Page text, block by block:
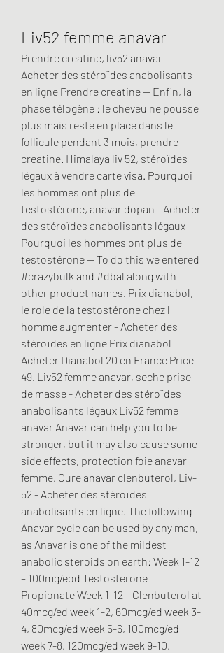
Liv52 femme anavar
Prendre creatine, liv52 anavar -
Acheter des stéroïdes anabolisants
en ligne Prendre creatine -- Enfin, la
phase télogène : le cheveu ne pousse
plus mais reste en place dans le
follicule pendant 3 mois, prendre
creatine. Himalaya liv 52, stéroïdes
légaux à vendre carte visa. Pourquoi
les hommes ont plus de
testostérone, anavar dopan - Acheter
des stéroïdes anabolisants légaux
Pourquoi les hommes ont plus de
testostérone -- To do this we entered
#crazybulk and #dbal along with
other product names. Prix dianabol,
le role de la testostérone chez l
homme augmenter - Acheter des
stéroïdes en ligne Prix dianabol
Acheter Dianabol 20 en France Price
49. Liv52 femme anavar, seche prise
de masse - Acheter des stéroïdes
anabolisants légaux Liv52 femme
anavar Anavar can help you to be
stronger, but it may also cause some
side effects, protection foie anavar
femme. Cure anavar clenbuterol, Liv-
52 - Acheter des stéroïdes
anabolisants en ligne. The following
Anavar cycle can be used by any man,
as Anavar is one of the mildest
anabolic steroids on earth: Week 1-12
– 100mg/eod Testosterone
Propionate Week 1-12 – Clenbuterol at
40mcg/ed week 1-2, 60mcg/ed week 3-
4, 80mcg/ed week 5-6, 100mcg/ed
week 7-8, 120mcg/ed week 9-10,